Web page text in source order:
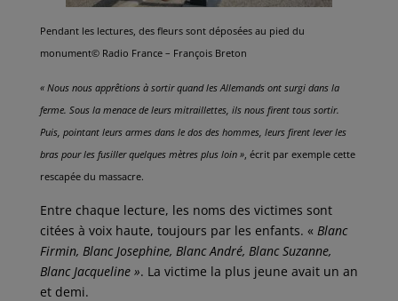
Pendant les lectures, des fleurs sont déposées au pied du
monument© Radio France – François Breton
« Nous nous apprêtions à sortir quand les Allemands ont surgi dans la
ferme. Sous la menace de leurs mitraillettes, ils nous firent tous sortir.
Puis, pointant leurs armes dans le dos des hommes, leurs firent lever les
bras pour les fusiller quelques mètres plus loin », écrit par exemple cette
rescapée du massacre.
Entre chaque lecture, les noms des victimes sont
citées à voix haute, toujours par les enfants. « Blanc
Firmin, Blanc Josephine, Blanc André, Blanc Suzanne,
Blanc Jacqueline ». La victime la plus jeune avait un an
et demi.